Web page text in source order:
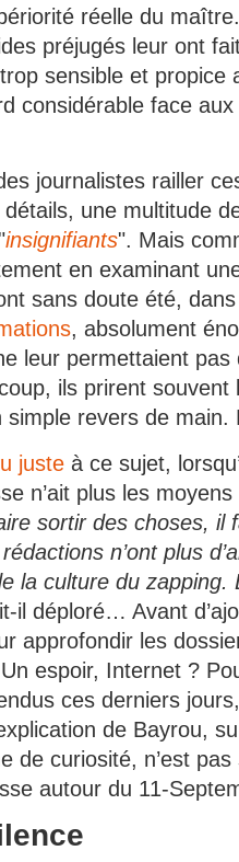
réelle du
préjugés leur ont
sensible et propice
considérable face aux
journalistes railler
détails, une multitude
insignifiants". Mais
en examinant
sans doute été,
, absolument
leur permettaient pas
ils prirent souvent
simple revers de main.
juste à ce sujet,
n’ait plus les
sortir des choses, il
n’ont plus
la culture du zapping.
il déploré… Avant
approfondir les
espoir, Internet ?
ces derniers
de Bayrou,
de curiosité, n’est
autour du 11-